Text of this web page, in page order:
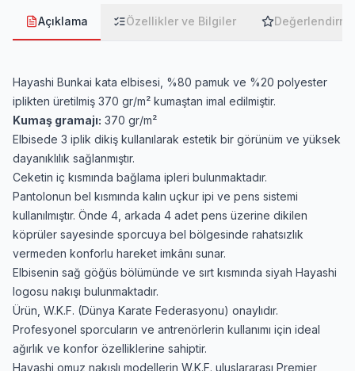
Açıklama Özellikler ve Bilgiler
Hayashi Bunkai kata elbisesi, %80 pamuk ve %20 polyester
iplikten üretilmiş 370 gr/m² kumaştan imal edilmiştir.
Kumaş gramajı: 370 gr/m²
Elbisede 3 iplik dikiş kullanılarak estetik bir görünüm ve yüksek
dayanıklılık sağlanmıştır.
Ceketin iç kısmında bağlama ipleri bulunmaktadır.
Pantolonun bel kısmında kalın uçkur ipi ve pens sistemi
kullanılmıştır. Önde 4, arkada 4 adet pens üzerine dikilen
köprüler sayesinde sporcuya bel bölgesinde rahatsızlık
vermeden konforlu hareket imkânı sunar.
Elbisenin sağ göğüs bölümünde ve sırt kısmında siyah Hayashi
logosu nakışı bulunmaktadır.
Ürün, W.K.F. (Dünya Karate Federasyonu) onaylıdır.
Profesyonel sporcuların ve antrenörlerin kullanımı için ideal
ağırlık ve konfor özelliklerine sahiptir.
Hayashi omuz nakışlı modellerin W.K.F. uluslararası Premier